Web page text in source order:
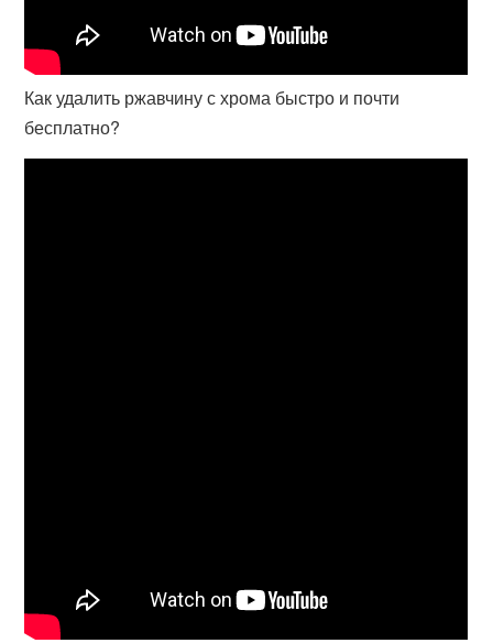
Как удалить ржавчину с хрома быстро и почти
бесплатно?